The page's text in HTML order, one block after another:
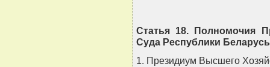
Статья 18. Полномочия
Суда Республики Беларусь
1. Президиум Высшего